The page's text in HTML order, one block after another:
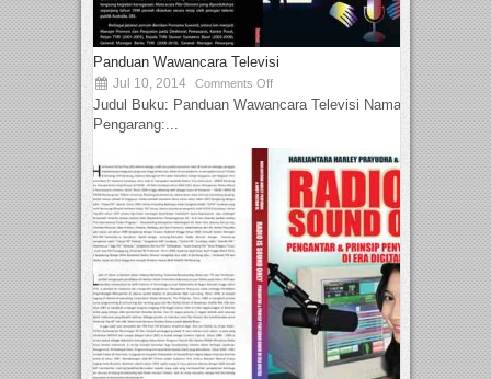
Panduan Wawancara Televisi
Jul 10, 2014 Comments Off
Judul Buku: Panduan Wawancara Televisi Nama
Pengarang:...